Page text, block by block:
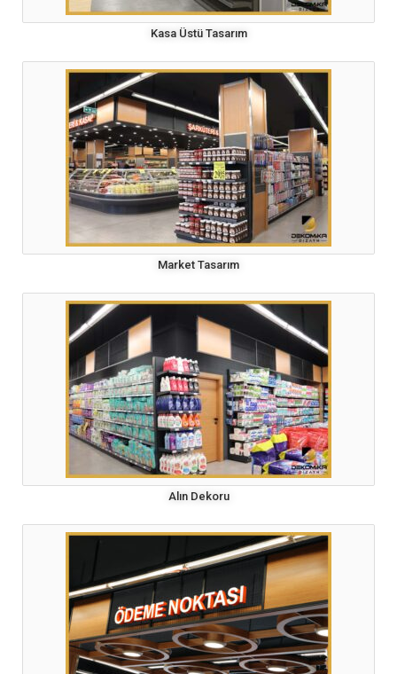
Kasa Üstü Tasarım
Market Tasarım
Alın Dekoru